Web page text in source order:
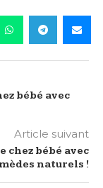
bébé avec
Article suivant
chez bébé avec
naturels !